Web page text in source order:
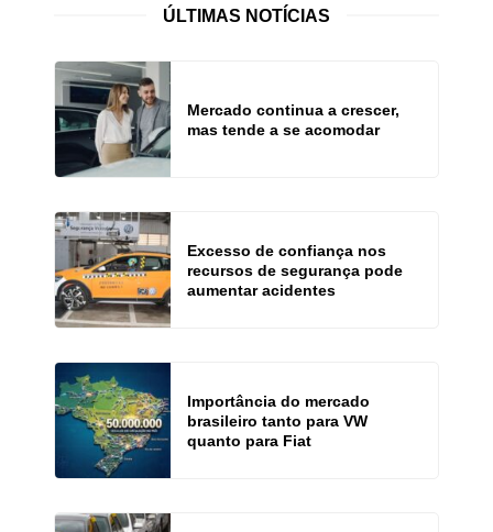
ÚLTIMAS NOTÍCIAS
Mercado continua a crescer,
mas tende a se acomodar
Excesso de confiança nos
recursos de segurança pode
aumentar acidentes
Importância do mercado
brasileiro tanto para VW
quanto para Fiat